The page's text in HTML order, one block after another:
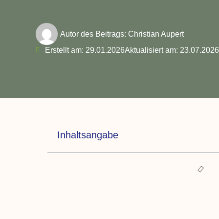
Autor des Beitrags: Christian Aupert
Erstellt am: 29.01.2026Aktualisiert am: 23.07.2026
Inhaltsangabe